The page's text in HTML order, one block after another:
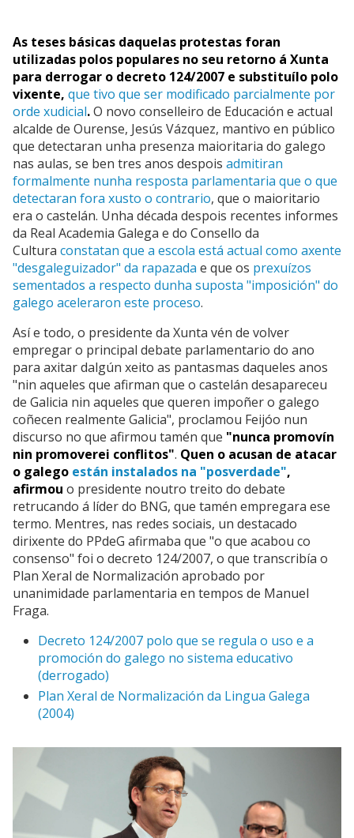
As teses básicas daquelas protestas foran
utilizadas polos populares no seu retorno á Xunta
para derrogar o decreto 124/2007 e substituílo polo
vixente, que tivo que ser modificado parcialmente por
orde xudicial.O novo conselleiro de Educación e actual
alcalde de Ourense, Jesús Vázquez, mantivo en público
que detectaran unha presenza maioritaria do galego
nas aulas, se ben tres anos despois admitiran
formalmente nunha resposta parlamentaria que o que
detectaran fora xusto o contrario, que o maioritario
era o castelán. Unha década despois recentes informes
da Real Academia Galega e do Consello da
Cultura constatan que a escola está actual como axente
"desgaleguizador" da rapazada e que os prexuízos
sementados a respecto dunha suposta "imposición" do
galego aceleraron este proceso.
Así e todo, o presidente da Xunta vén de volver
empregar o principal debate parlamentario do ano
para axitar dalgún xeito as pantasmas daqueles anos
"nin aqueles que afirman que o castelán desapareceu
de Galicia nin aqueles que queren impoñer o galego
coñecen realmente Galicia", proclamou Feijóo nun
discurso no que afirmou tamén que "nunca promovín
nin promoverei conflitos". Quen o acusan de atacar
o galego están instalados na "posverdade",
afirmou o presidente noutro treito do debate
retrucando á líder do BNG, que tamén empregara ese
termo. Mentres, nas redes sociais, un destacado
dirixente do PPdeG afirmaba que "o que acabou co
consenso" foi o decreto 124/2007, o que transcribía o
Plan Xeral de Normalización aprobado por
unanimidade parlamentaria en tempos de Manuel
Fraga.
Decreto 124/2007 polo que se regula o uso e a
promoción do galego no sistema educativo
(derrogado)
Plan Xeral de Normalización da Lingua Galega
(2004)